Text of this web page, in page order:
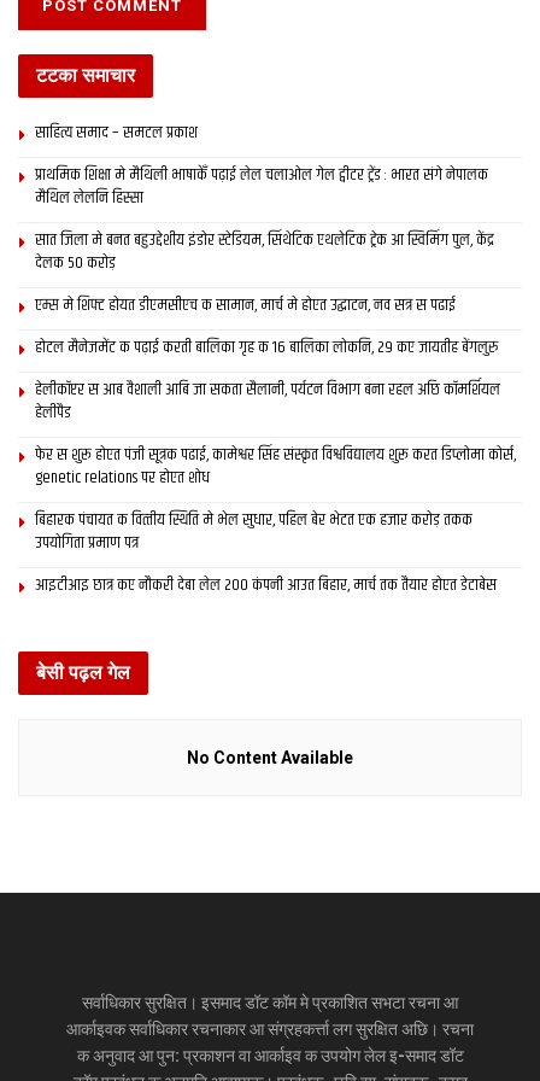
latest maithili news
मिथिला समाद मैथिली समाचार
टटका समाचार
साहित्य समाद – समटल प्रकाश
प्राथमिक शि‍क्षा मे मैथि‍ली भाषाकेँ पढ़ाई लेल चलाओल गेल ट्वीटर ट्रेंड : भारत संगे नेपालक
मैथिल लेलनि हिस्सा
सात जिला मे बनत बहुउद्देशीय इंडोर स्‍टेडि‍यम, सिंथेटिक एथलेटिक ट्रेक आ स्विमिंग पुल, केंद्र
देलक 50 करोड़
एम्स मे शिफ्ट होयत डीएमसीएच क सामान, मार्च मे होएत उद्घाटन, नव सत्र स पढाई
होटल मैनेजमेंट क पढ़ाई करती बालिका गृह क 16 बालिका लोकनि, 29 कए जायतीह बेंगलुरु
हेलीकॉप्टर स आब वैशाली आबि जा सकता सैलानी, पर्यटन विभाग बना रहल अछि कॉमर्शियल
हेलीपैड
फेर स शुरू होएत पंजी सूत्रक पढाई, कामेश्वर सिंह संस्कृत विश्वविद्यालय शुरू करत डिप्लोमा कोर्स,
genetic relations पर होएत शोध
बिहारक पंचायत क वित्‍तीय स्थिति मे भेल सुधार, पहिल बेर भेटत एक हजार करोड़ तकक
उपयोगिता प्रमाण पत्र
आइटीआइ छात्र कए नौकरी देबा लेल 200 कंपनी आउत बिहार, मार्च तक तैयार होएत डेटाबेस
बेसी पढ़ल गेल
No Content Available
सर्वाधिकार सुरक्षित। इसमाद डॉट कॉम मे प्रकाशित सभटा रचना आ
आर्काइवक सर्वाधिकार रचनाकार आ संग्रहकर्त्ता लग सुरक्षित अछि। रचना
क अनुवाद आ पुन: प्रकाशन वा आर्काइव क उपयोग लेल इ-समाद डॉट